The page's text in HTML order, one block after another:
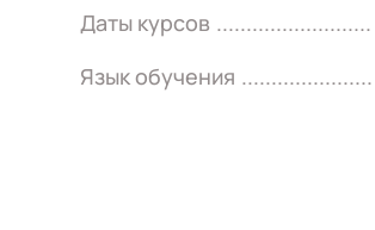
Даты курсов
Язык обучения